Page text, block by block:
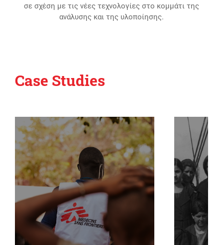
σε σχέση με τις νέες τεχνολογίες στο κομμάτι της
ανάλυσης και της υλοποίησης.
Case Studies